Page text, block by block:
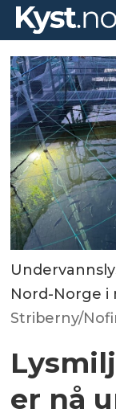
Nord-Norge i
Striberny/
er nå